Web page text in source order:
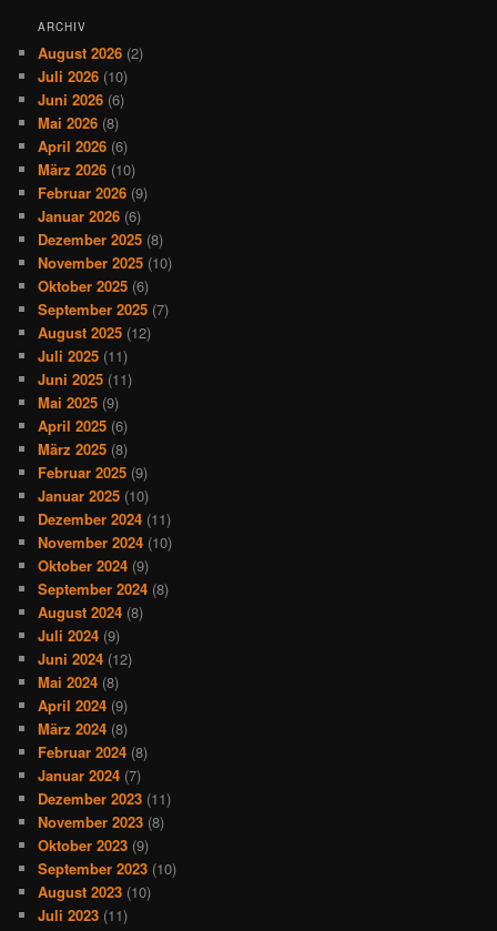
ARCHIV
August 2026 (2)
Juli 2026 (10)
Juni 2026 (6)
Mai 2026 (8)
April 2026 (6)
März 2026 (10)
Februar 2026 (9)
Januar 2026 (6)
Dezember 2025 (8)
November 2025 (10)
Oktober 2025 (6)
September 2025 (7)
August 2025 (12)
Juli 2025 (11)
Juni 2025 (11)
Mai 2025 (9)
April 2025 (6)
März 2025 (8)
Februar 2025 (9)
Januar 2025 (10)
Dezember 2024 (11)
November 2024 (10)
Oktober 2024 (9)
September 2024 (8)
August 2024 (8)
Juli 2024 (9)
Juni 2024 (12)
Mai 2024 (8)
April 2024 (9)
März 2024 (8)
Februar 2024 (8)
Januar 2024 (7)
Dezember 2023 (11)
November 2023 (8)
Oktober 2023 (9)
September 2023 (10)
August 2023 (10)
Juli 2023 (11)